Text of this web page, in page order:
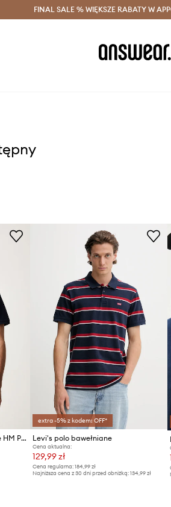
Oszczędzaj z Answear Club > Dostawa
FINAL SALE % WIĘKSZE RABATY W
Levi's polo męskie bawełniane HM POLO COSTCO
extra -5% z kodem: OFF*
Levi's polo bawełniane
Cena aktualna:
129,99 zł
Cena regularna: 184,99 zł
Najniższa cena z 30 dni przed obniżką: 134,99 zł